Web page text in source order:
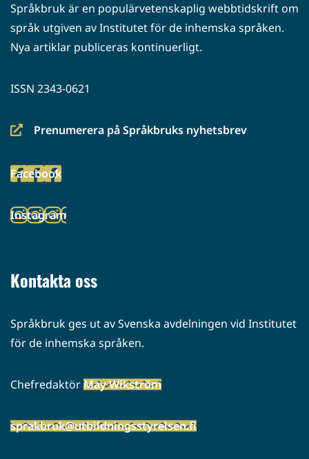
Språkbruk är en populärvetenskaplig webbtidskrift om
språk utgiven av Institutet för de inhemska språken.
Nya artiklar publiceras kontinuerligt.
ISSN 2343-0621
Prenumerera på Språkbruks nyhetsbrev
(siirryt
palveluun)
Facebook
(siirryt
palveluun)
Instagram
(siirryt
Kontakta oss
Språkbruk ges ut av Svenska avdelningen vid Institutet
för de inhemska språken.
ChefredaktörMay Wikström
sprakbruk@utbildningsstyrelsen.fi